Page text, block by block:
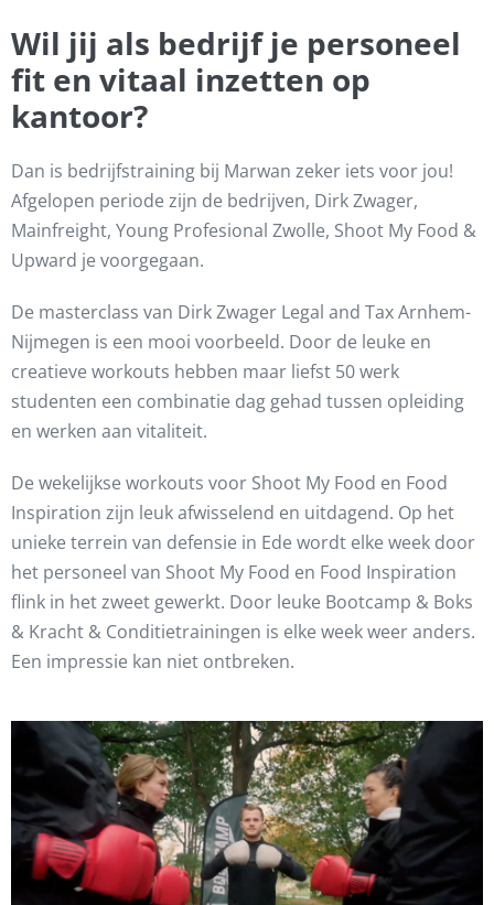
Wil jij als bedrijf je personeel
fit en vitaal inzetten op
kantoor?
Dan is bedrijfstraining bij Marwan zeker iets voor jou!
Afgelopen periode zijn de bedrijven, Dirk Zwager,
Mainfreight, Young Profesional Zwolle, Shoot My Food &
Upward je voorgegaan.
De masterclass van Dirk Zwager Legal and Tax Arnhem-
Nijmegen is een mooi voorbeeld. Door de leuke en
creatieve workouts hebben maar liefst 50 werk
studenten een combinatie dag gehad tussen opleiding
en werken aan vitaliteit.
De wekelijkse workouts voor Shoot My Food en Food
Inspiration zijn leuk afwisselend en uitdagend. Op het
unieke terrein van defensie in Ede wordt elke week door
het personeel van Shoot My Food en Food Inspiration
flink in het zweet gewerkt. Door leuke Bootcamp & Boks
& Kracht & Conditietrainingen is elke week weer anders.
Een impressie kan niet ontbreken.